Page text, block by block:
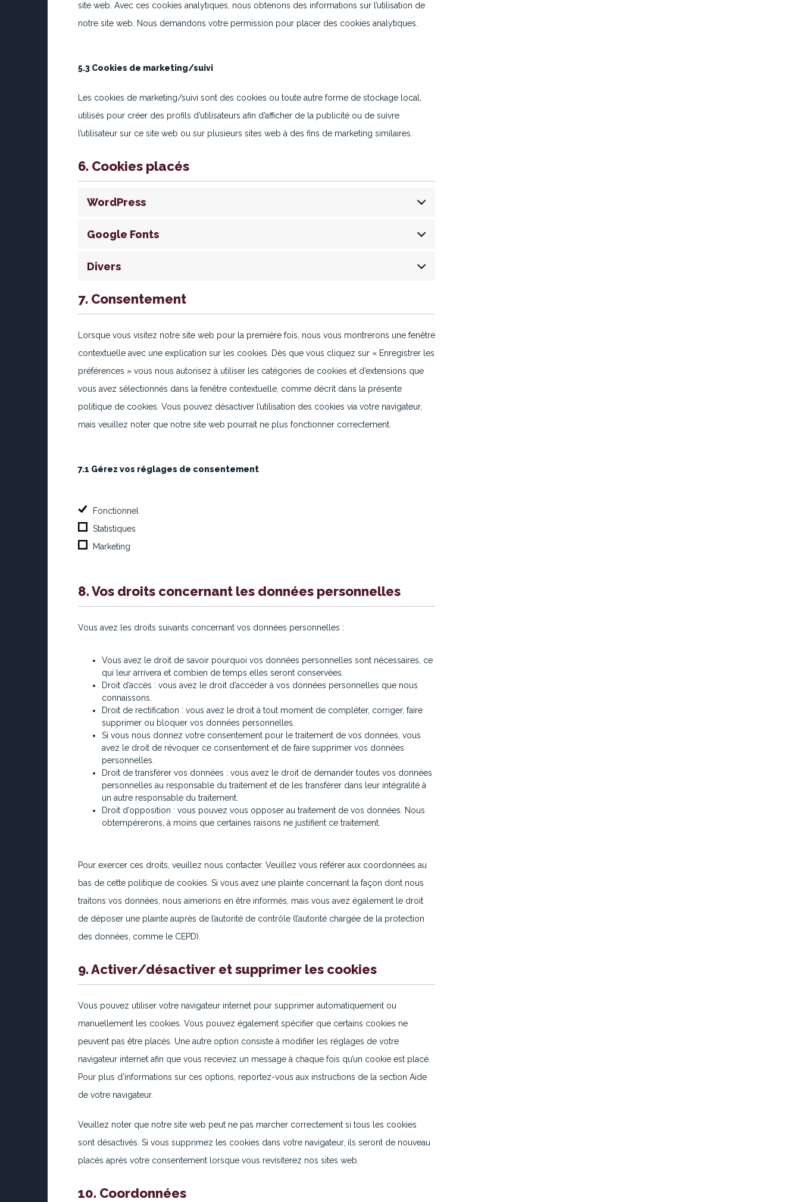
site web. Avec ces cookies analytiques, nous obtenons des informations sur l’utilisation de
notre site web. Nous demandons votre permission pour placer des cookies analytiques.
5.3 Cookies de marketing/suivi
Les cookies de marketing/suivi sont des cookies ou toute autre forme de stockage local,
utilisés pour créer des profils d’utilisateurs afin d’afficher de la publicité ou de suivre
l’utilisateur sur ce site web ou sur plusieurs sites web à des fins de marketing similaires.
6. Cookies placés
WordPress
Google Fonts
Divers
7. Consentement
Lorsque vous visitez notre site web pour la première fois, nous vous montrerons une fenêtre
contextuelle avec une explication sur les cookies. Dès que vous cliquez sur « Enregistrer les
préférences » vous nous autorisez à utiliser les catégories de cookies et d’extensions que
vous avez sélectionnés dans la fenêtre contextuelle, comme décrit dans la présente
politique de cookies. Vous pouvez désactiver l’utilisation des cookies via votre navigateur,
mais veuillez noter que notre site web pourrait ne plus fonctionner correctement.
7.1 Gérez vos réglages de consentement
Fonctionnel
Statistiques
Marketing
8. Vos droits concernant les données personnelles
Vous avez les droits suivants concernant vos données personnelles :
Vous avez le droit de savoir pourquoi vos données personnelles sont nécessaires, ce
qui leur arrivera et combien de temps elles seront conservées.
Droit d’accès : vous avez le droit d’accéder à vos données personnelles que nous
connaissons.
Droit de rectification : vous avez le droit à tout moment de compléter, corriger, faire
supprimer ou bloquer vos données personnelles.
Si vous nous donnez votre consentement pour le traitement de vos données, vous
avez le droit de révoquer ce consentement et de faire supprimer vos données
personnelles.
Droit de transférer vos données : vous avez le droit de demander toutes vos données
personnelles au responsable du traitement et de les transférer dans leur intégralité à
un autre responsable du traitement.
Droit d’opposition : vous pouvez vous opposer au traitement de vos données. Nous
obtempérerons, à moins que certaines raisons ne justifient ce traitement.
Pour exercer ces droits, veuillez nous contacter. Veuillez vous référer aux coordonnées au
bas de cette politique de cookies. Si vous avez une plainte concernant la façon dont nous
traitons vos données, nous aimerions en être informés, mais vous avez également le droit
de déposer une plainte auprès de l’autorité de contrôle (l’autorité chargée de la protection
des données, comme le CEPD).
9. Activer/désactiver et supprimer les cookies
Vous pouvez utiliser votre navigateur internet pour supprimer automatiquement ou
manuellement les cookies. Vous pouvez également spécifier que certains cookies ne
peuvent pas être placés. Une autre option consiste à modifier les réglages de votre
navigateur internet afin que vous receviez un message à chaque fois qu’un cookie est placé.
Pour plus d’informations sur ces options, reportez-vous aux instructions de la section Aide
de votre navigateur.
Veuillez noter que notre site web peut ne pas marcher correctement si tous les cookies
sont désactivés. Si vous supprimez les cookies dans votre navigateur, ils seront de nouveau
placés après votre consentement lorsque vous revisiterez nos sites web.
10. Coordonnées